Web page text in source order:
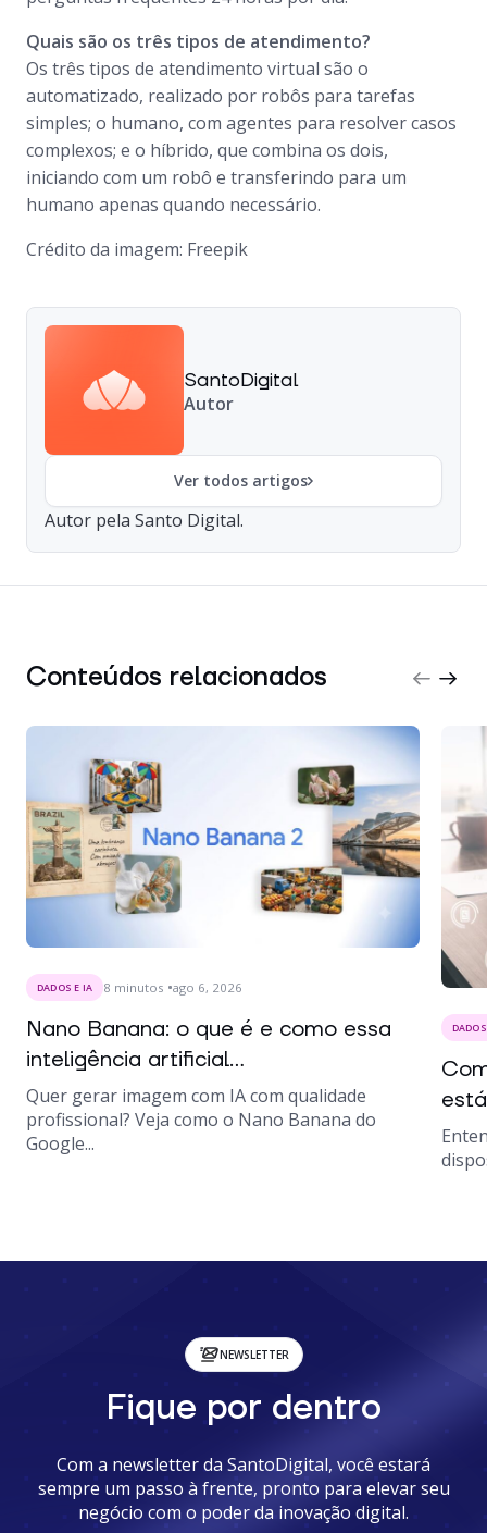
Quais são os três tipos de atendimento?
Os três tipos de atendimento virtual são o
automatizado, realizado por robôs para tarefas
simples; o humano, com agentes para resolver casos
complexos; e o híbrido, que combina os dois,
iniciando com um robô e transferindo para um
humano apenas quando necessário.
Crédito da imagem: Freepik
SantoDigital
Autor
Ver todos artigos
Autor pela Santo Digital.
Conteúdos relacionados
DADOS E IA 8 minutos ago 6, 2026
Nano Banana: o que é e como essa
inteligência artificial...
Quer gerar imagem com IA com qualidade
profissional? Veja como o Nano Banana do
Google...
NEWSLETTER
Fique por dentro
Com a newsletter da SantoDigital, você estará
sempre um passo à frente, pronto para elevar seu
negócio com o poder da inovação digital.